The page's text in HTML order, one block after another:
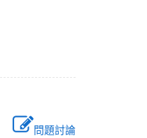
問題討論